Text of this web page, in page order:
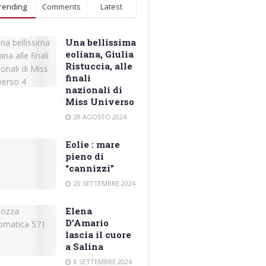
Comments Latest
Una bellissima
eoliana, Giulia
Ristuccia, alle
finali
nazionali di
Miss Universo
28 AGOSTO 2024
Eolie : mare
pieno di
“cannizzi”
20 SETTEMBRE 2024
Elena
D’Amario
lascia il cuore
a Salina
8 SETTEMBRE 2024